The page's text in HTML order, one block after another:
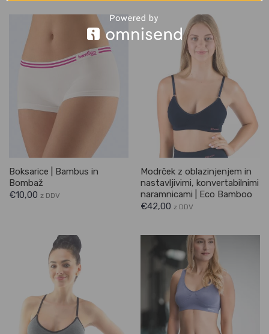
Boksarice | Bambus in
Bombaž
€10,00 z DDV
Modrček z oblazinjenjem in
nastavljivimi, konvertabilnimi
naramnicami | Eco Bamboo
€42,00 z DDV